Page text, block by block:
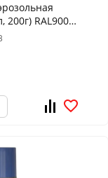
200г) RAL9003